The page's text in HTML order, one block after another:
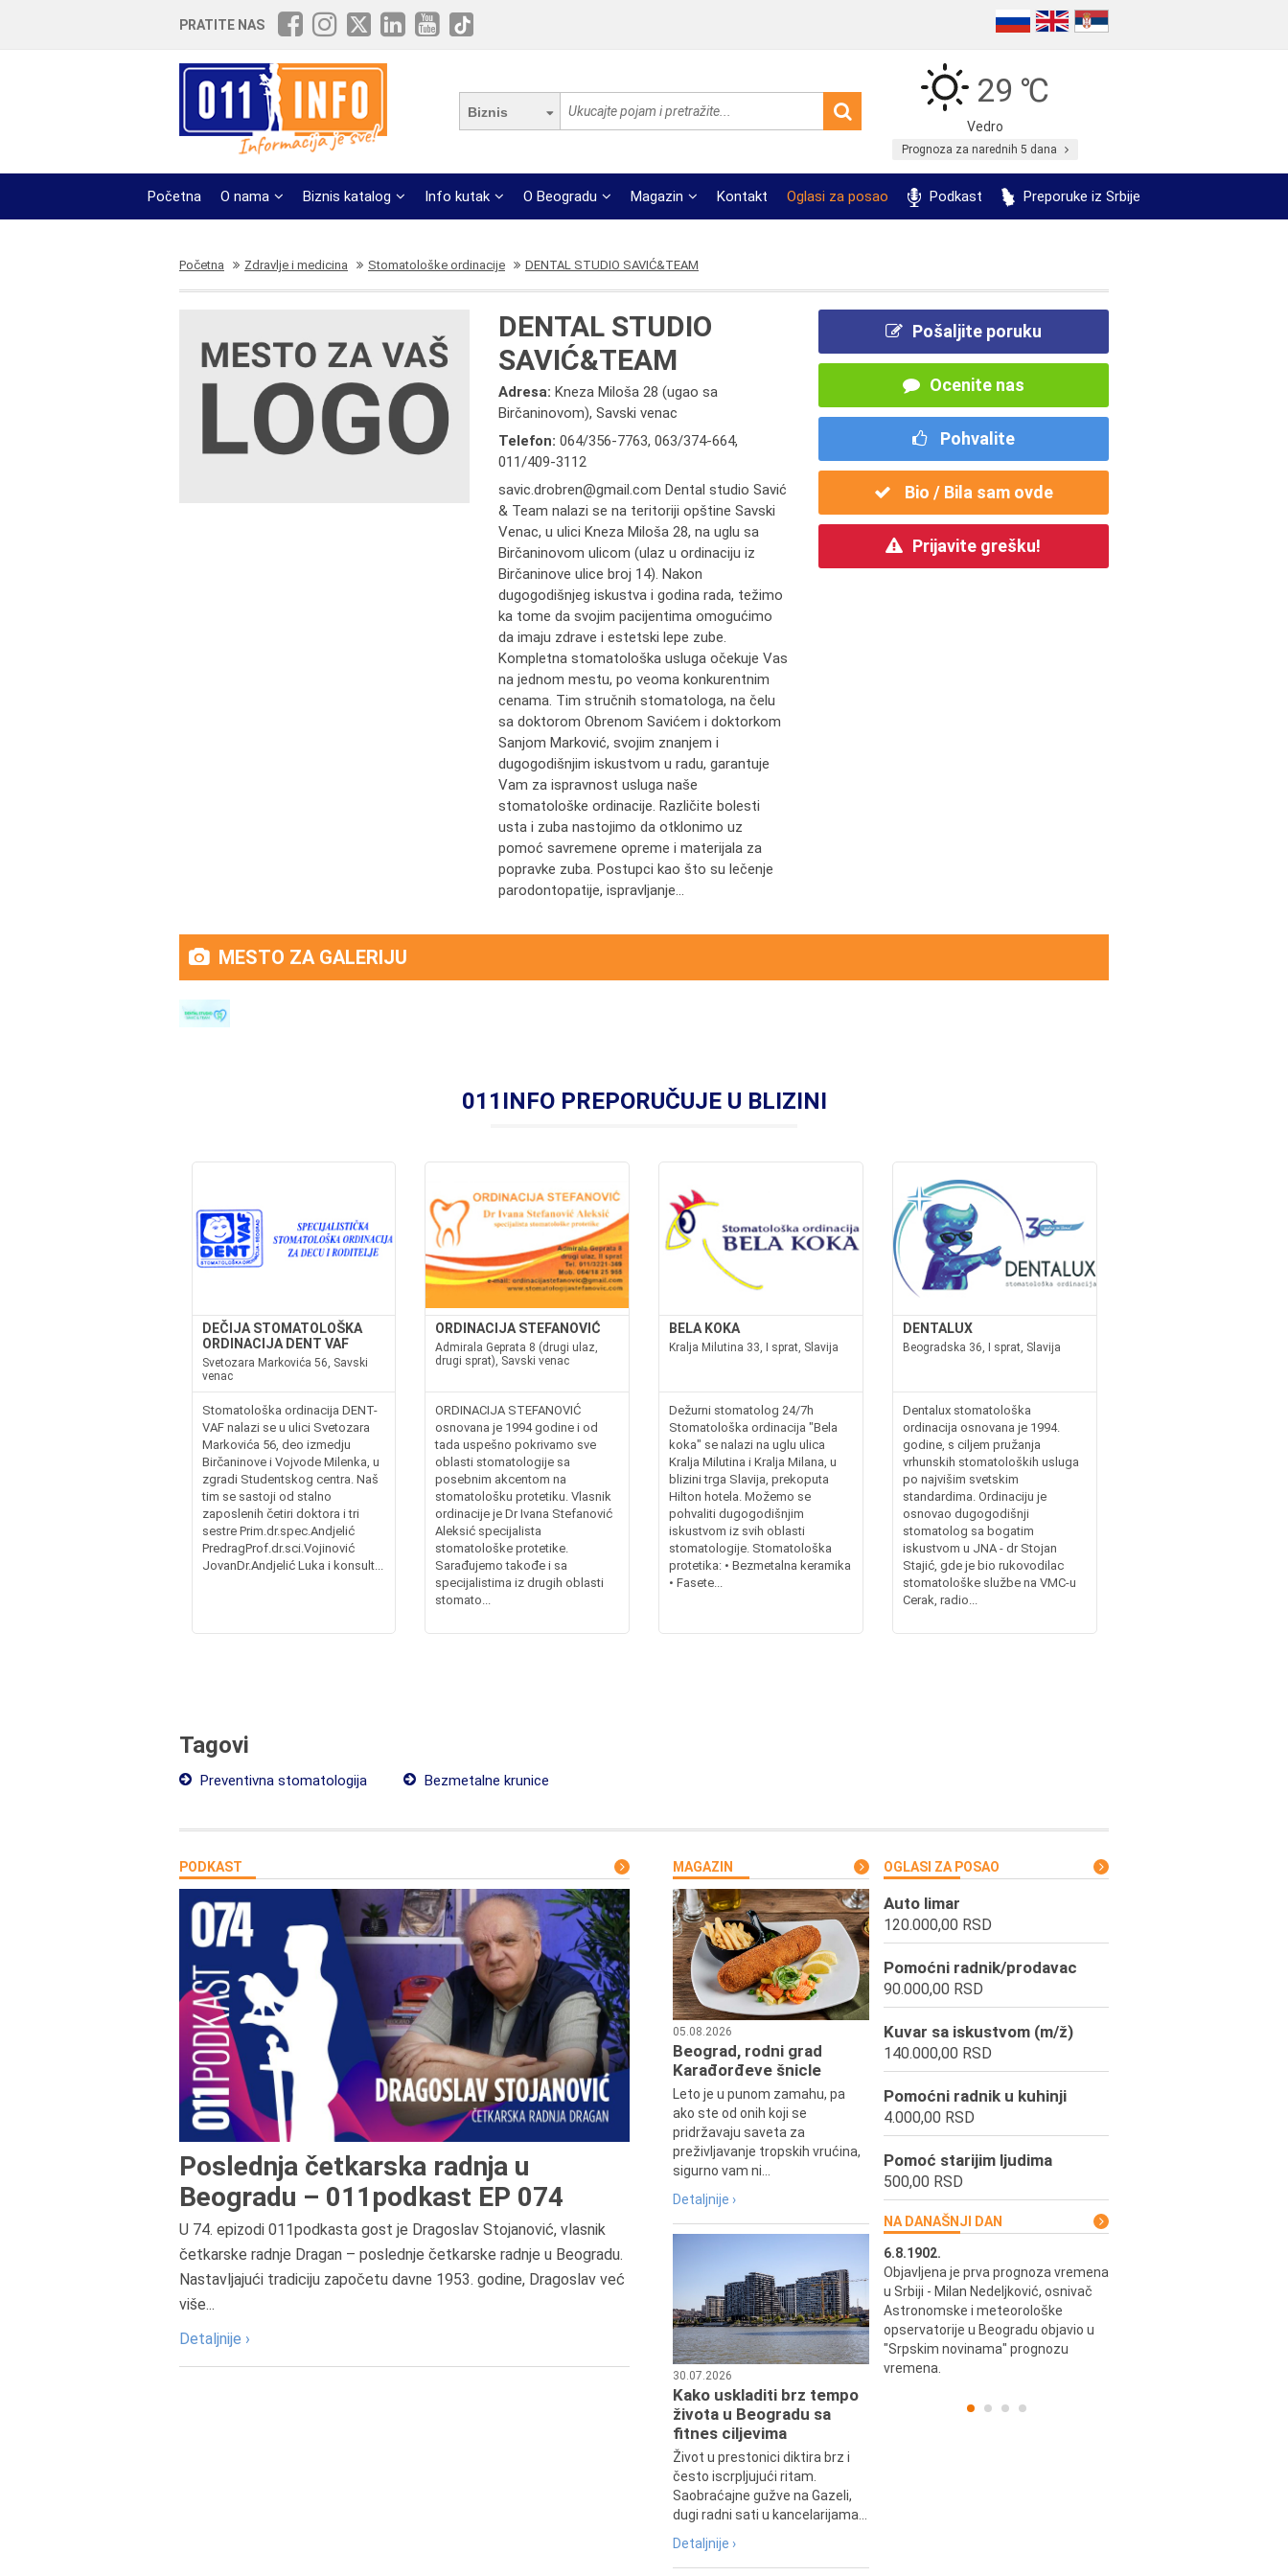
PRATITE NAS
Biznis
29 ℃
Vedro
Prognoza za narednih 5 dana
Početna O nama Biznis katalog Info kutak O Beogradu Magazin Kontakt Oglasi za posao Podkast Preporuke iz Srbije
Početna Zdravlje i medicina Stomatološke ordinacije DENTAL STUDIO SAVIĆ&TEAM
DENTAL STUDIO
SAVIĆ&TEAM
Adresa:Kneza Miloša 28 (ugao sa
Birčaninovom), Savski venac
Telefon:064/356-7763,063/374-664,
011/409-3112
savic.drobren@gmail.com Dental studio Savić
& Team nalazi se na teritoriji opštine Savski
Venac, u ulici Kneza Miloša 28, na uglu sa
Birčaninovom ulicom (ulaz u ordinaciju iz
Birčaninove ulice broj 14). Nakon
dugogodišnjeg iskustva i godina rada, težimo
ka tome da svojim pacijentima omogućimo
da imaju zdrave i estetski lepe zube.
Kompletna stomatološka usluga očekuje Vas
na jednom mestu, po veoma konkurentnim
cenama. Tim stručnih stomatologa, na čelu
sa doktorom Obrenom Savićem i doktorkom
Sanjom Marković, svojim znanjem i
dugogodišnjim iskustvom u radu, garantuje
Vam za ispravnost usluga naše
stomatološke ordinacije. Različite bolesti
usta i zuba nastojimo da otklonimo uz
pomoć savremene opreme i materijala za
popravke zuba. Postupci kao što su lečenje
parodontopatije, ispravljanje...
Pošaljite poruku
Ocenite nas
Pohvalite
Bio / Bila sam ovde
Prijavite grešku!
MESTO ZA GALERIJU
011INFO PREPORUČUJE U BLIZINI
DEČIJA STOMATOLOŠKA
ORDINACIJA DENT VAF
Svetozara Markovića 56, Savski
venac
Stomatološka ordinacija DENT-
VAF nalazi se u ulici Svetozara
Markovića 56, deo izmedju
Birčaninove i Vojvode Milenka, u
zgradi Studentskog centra. Naš
tim se sastoji od stalno
zaposlenih četiri doktora i tri
sestre Prim.dr.spec.Andjelić
PredragProf.dr.sci.Vojinović
JovanDr.Andjelić Luka i konsult...
ORDINACIJA STEFANOVIĆ
Admirala Geprata 8 (drugi ulaz,
drugi sprat), Savski venac
ORDINACIJA STEFANOVIĆ
osnovana je 1994 godine i od
tada uspešno pokrivamo sve
oblasti stomatologije sa
posebnim akcentom na
stomatološku protetiku. Vlasnik
ordinacije je Dr Ivana Stefanović
Aleksić specijalista
stomatološke protetike.
Sarađujemo takođe i sa
specijalistima iz drugih oblasti
stomato...
BELA KOKA
Kralja Milutina 33, I sprat, Slavija
Dežurni stomatolog 24/7h
Stomatološka ordinacija "Bela
koka" se nalazi na uglu ulica
Kralja Milutina i Kralja Milana, u
blizini trga Slavija, prekoputa
Hilton hotela. Možemo se
pohvaliti dugogodišnjim
iskustvom iz svih oblasti
stomatologije. Stomatološka
protetika: • Bezmetalna keramika
• Fasete...
DENTALUX
Beogradska 36, I sprat, Slavija
Dentalux stomatološka
ordinacija osnovana je 1994.
godine, s ciljem pružanja
vrhunskih stomatoloških usluga
po najvišim svetskim
standardima. Ordinaciju je
osnovao dugogodišnji
stomatolog sa bogatim
iskustvom u JNA - dr Stojan
Stajić, gde je bio rukovodilac
stomatološke službe na VMC-u
Cerak, radio...
Tagovi
Preventivna stomatologija Bezmetalne krunice
PODKAST
Poslednja četkarska radnja u
Beogradu – 011podkast EP 074
U 74. epizodi 011podkasta gost je Dragoslav Stojanović, vlasnik
četkarske radnje Dragan – poslednje četkarske radnje u Beogradu.
Nastavljajući tradiciju započetu davne 1953. godine, Dragoslav već
više...
Detaljnije ›
MAGAZIN
05.08.2026
Beograd, rodni grad
Karađorđeve šnicle
Leto je u punom zamahu, pa
ako ste od onih koji se
pridržavaju saveta za
preživljavanje tropskih vrućina,
sigurno vam ni...
Detaljnije ›
30.07.2026
Kako uskladiti brz tempo
života u Beogradu sa
fitnes ciljevima
Život u prestonici diktira brz i
često iscrpljujući ritam.
Saobraćajne gužve na Gazeli,
dugi radni sati u kancelarijama...
Detaljnije ›
OGLASI ZA POSAO
Auto limar
120.000,00 RSD
Pomoćni radnik/prodavac
90.000,00 RSD
Kuvar sa iskustvom (m/ž)
140.000,00 RSD
Pomoćni radnik u kuhinji
4.000,00 RSD
Pomoć starijim ljudima
500,00 RSD
NA DANAŠNJI DAN
Preminula je Zorka Boljanović,
vazduhoplovni inženjer, predsednik
Udruženja žena pilota Jugoslavije.
6.8.1902.
Objavljena je prva prognoza vremena
u Srbiji - Milan Nedeljković, osnivač
Astronomske i meteorološke
opservatorije u Beogradu objavio u
"Srpskim novinama" prognozu
vremena.